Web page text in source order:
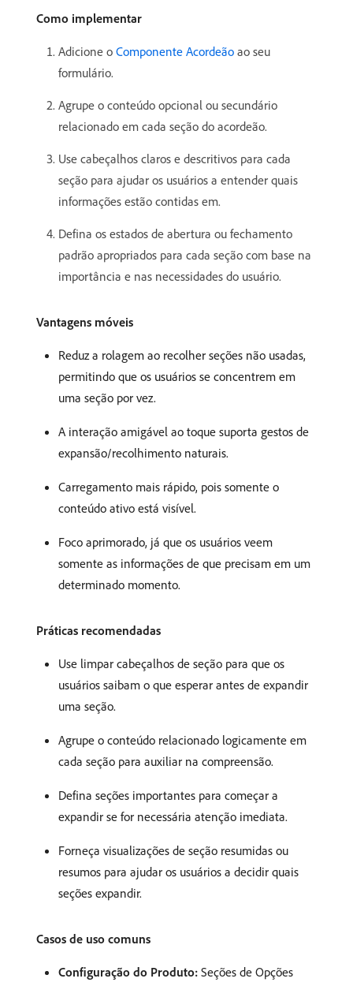
Como implementar
Adicione o Componente Acordeão ao seu
formulário.
Agrupe o conteúdo opcional ou secundário
relacionado em cada seção do acordeão.
Use cabeçalhos claros e descritivos para cada
seção para ajudar os usuários a entender quais
informações estão contidas em.
Defina os estados de abertura ou fechamento
padrão apropriados para cada seção com base na
importância e nas necessidades do usuário.
Vantagens móveis
Reduz a rolagem ao recolher seções não usadas,
permitindo que os usuários se concentrem em
uma seção por vez.
A interação amigável ao toque suporta gestos de
expansão/recolhimento naturais.
Carregamento mais rápido, pois somente o
conteúdo ativo está visível.
Foco aprimorado, já que os usuários veem
somente as informações de que precisam em um
determinado momento.
Práticas recomendadas
Use limpar cabeçalhos de seção para que os
usuários saibam o que esperar antes de expandir
uma seção.
Agrupe o conteúdo relacionado logicamente em
cada seção para auxiliar na compreensão.
Defina seções importantes para começar a
expandir se for necessária atenção imediata.
Forneça visualizações de seção resumidas ou
resumos para ajudar os usuários a decidir quais
seções expandir.
Casos de uso comuns
Configuração do Produto: Seções de Opções